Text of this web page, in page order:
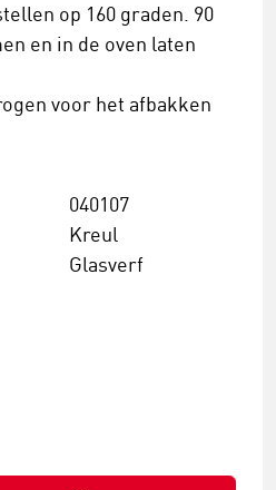
op 160 graden. 90
en in de oven laten
voor het afbakken
040107
Kreul
Glasverf